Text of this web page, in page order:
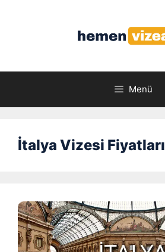
Menü
İtalya Vizesi Fiyatları